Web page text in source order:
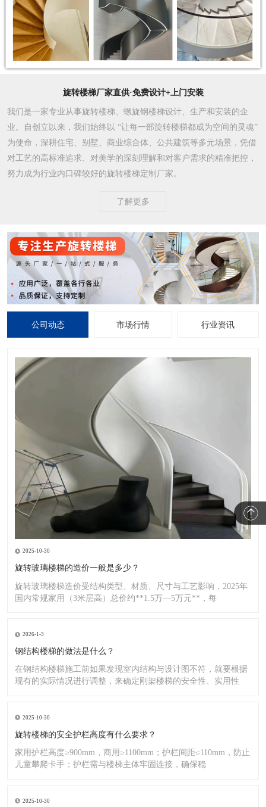
旋转楼梯厂家直供·免费设计+上门安装
我们是一家专业从事旋转楼梯、螺旋钢楼梯设计、生产和安装的企
业。自创立以来，我们始终以 “让每一部旋转楼梯都成为空间的灵魂”
为使命，深耕住宅、别墅、商业综合体、公共建筑等多元场景，凭借
对工艺的高标准追求、对美学的深刻理解和对客户需求的精准把控，
努力成为行业内口碑较好的旋转楼梯定制厂家。​
了解更多
公司动态 市场行情 行业资讯
2025-10-30
旋转玻璃楼梯的造价一般是多少？
旋转玻璃楼梯造价受结构类型、材质、尺寸与工艺影响，2025年
国内常规家用（3米层高）总价约**1.5万—5万元**，每
2026-1-3
钢结构楼梯的做法是什么？
在钢结构楼梯施工前如果发现室内结构与设计图不符，就要根据
现有的实际情况进行调整，来确定刚架楼梯的安全性、实用性
2025-10-30
旋转楼梯的安全护栏高度有什么要求？
家用护栏高度≥900mm，商用≥1100mm；护栏间距≤110mm，防止
儿童攀爬卡手；护栏需与楼梯主体牢固连接，确保稳
2025-10-30